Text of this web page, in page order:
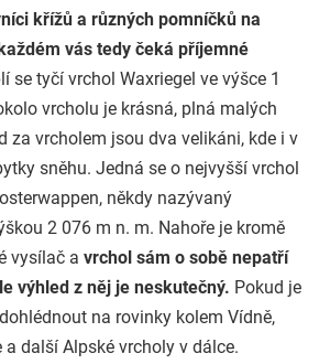
křížů a různých pomníčků na
vás tedy čeká příjemné
se tyčí vrchol Waxriegel ve výšce 1
vrcholu je krásná, plná malých
za vrcholem jsou dva velikáni, kde i v
sněhu. Jedná se o nejvyšší vrchol
někdy nazývaný
2 076 m n. m. Nahoře je kromě
vysílač a vrchol sám o sobě nepatří
výhled z něj je neskutečný. Pokud je
na rovinky kolem Vídně,
a další Alpské vrcholy v dálce.